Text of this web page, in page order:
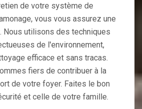
de votre système de
vous vous assurez une
Nous utilisons des techniques
de l'environnement,
efficace et sans tracas.
fiers de contribuer à la
de votre foyer. Faites le bon
et celle de votre famille.